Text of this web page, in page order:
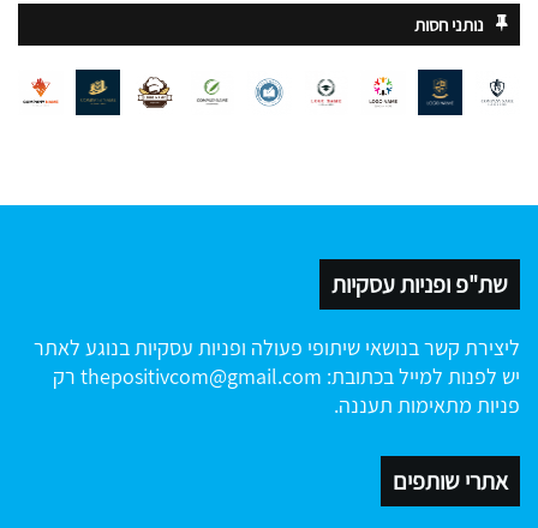
נותני חסות
שת"פ ופניות עסקיות
ליצירת קשר בנושאי שיתופי פעולה ופניות עסקיות בנוגע לאתר
יש לפנות למייל בכתובת: thepositivcom@gmail.com רק
פניות מתאימות תעננה.
אתרי שותפים